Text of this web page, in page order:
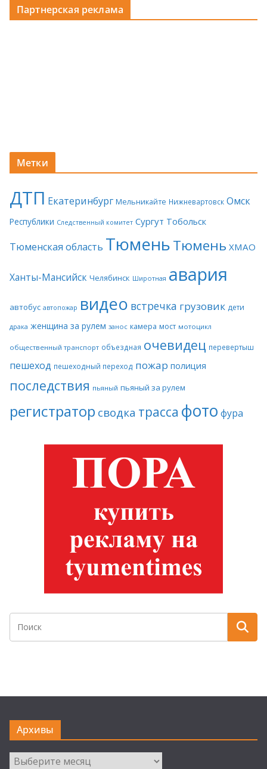
Партнерская реклама
Метки
ДТП Екатеринбург Мельникайте Нижневартовск Омск
Республики Следственный комитет Сургут Тобольск
Тюменская область ТюменьТюмень ХМАО
Ханты-Мансийск Челябинск Широтная авария
автобус автопожар видео встречка грузовик дети
драка женщина за рулем занос камера мост мотоцикл
общественный транспорт объездная очевидец перевертыш
пешеход пешеходный переход пожар полиция
последствия пьяный пьяный за рулем
регистратор сводка трасса фото фура
Архивы
Архивы